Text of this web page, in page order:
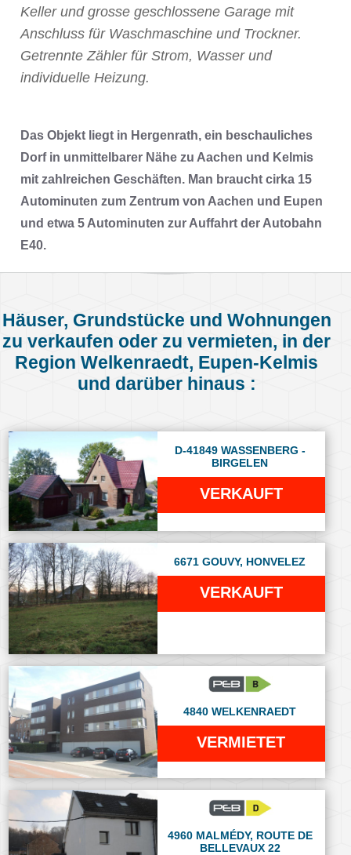
Keller und grosse geschlossene Garage mit
Anschluss für Waschmaschine und Trockner.
Getrennte Zähler für Strom, Wasser und
individuelle Heizung.
Das Objekt liegt in Hergenrath, ein beschauliches
Dorf in unmittelbarer Nähe zu Aachen und Kelmis
mit zahlreichen Geschäften. Man braucht cirka 15
Autominuten zum Zentrum von Aachen und Eupen
und etwa 5 Autominuten zur Auffahrt der Autobahn
E40.
Häuser, Grundstücke und Wohnungen
zu verkaufen oder zu vermieten, in der
Region Welkenraedt, Eupen-Kelmis
und darüber hinaus :
D-41849 WASSENBERG -
BIRGELEN
VERKAUFT
6671 GOUVY, HONVELEZ
VERKAUFT
4840 WELKENRAEDT
VERMIETET
4960 MALMÉDY, ROUTE DE
BELLEVAUX 22